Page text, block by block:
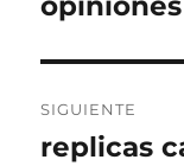
entradas
SIGUIENTE
Entrada
replicas